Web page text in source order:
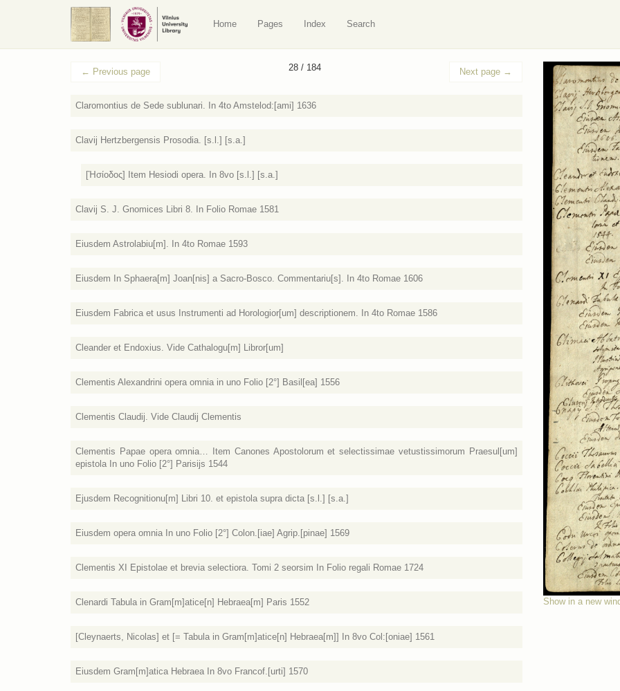
Home Pages Index Search
← Previous page 28 / 184 Next page →
Claromontius de Sede sublunari. In 4to Amstelod:[ami] 1636
Clavij Hertzbergensis Prosodia. [s.l.] [s.a.]
[Ἡσίοδος] Item Hesiodi opera. In 8vo [s.l.] [s.a.]
Clavij S. J. Gnomices Libri 8. In Folio Romae 1581
Eiusdem Astrolabiu[m]. In 4to Romae 1593
Eiusdem In Sphaera[m] Joan[nis] a Sacro-Bosco. Commentariu[s]. In 4to Romae 1606
Eiusdem Fabrica et usus Instrumenti ad Horologior[um] descriptionem. In 4to Romae 1586
Cleander et Endoxius. Vide Cathalogu[m] Libror[um]
Clementis Alexandrini opera omnia in uno Folio [2°] Basil[ea] 1556
Clementis Claudij. Vide Claudij Clementis
Clementis Papae opera omnia… Item Canones Apostolorum et selectissimae vetustissimorum Praesul[um]
epistola In uno Folio [2°] Parisijs 1544
Ejusdem Recognitionu[m] Libri 10. et epistola supra dicta [s.l.] [s.a.]
Eiusdem opera omnia In uno Folio [2°] Colon.[iae] Agrip.[pinae] 1569
Clementis XI Epistolae et brevia selectiora. Tomi 2 seorsim In Folio regali Romae 1724
Clenardi Tabula in Gram[m]atice[n] Hebraea[m] Paris 1552
[Cleynaerts, Nicolas] et [= Tabula in Gram[m]atice[n] Hebraea[m]] In 8vo Col:[oniae] 1561
Eiusdem Gram[m]atica Hebraea In 8vo Francof.[urti] 1570
Show in a new